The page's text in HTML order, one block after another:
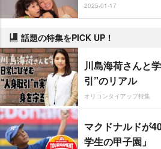
2025-01-17
話題の特集をPICK UP！
川島海荷さんと
引”のリアル
オリコンタイアップ特集
マクドナルドが
学生の甲子園」